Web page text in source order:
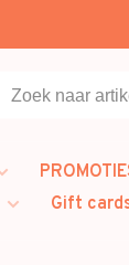
Gift